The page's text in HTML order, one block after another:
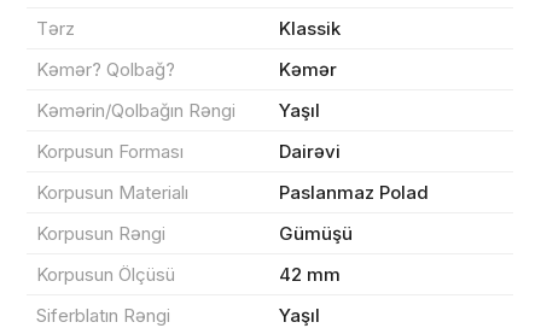
Tərz
Klassik
Kəmər? Qolbağ?
Kəmər
Kəmərin/Qolbağın Rəngi
Yaşıl
Korpusun Forması
Dairəvi
Korpusun Materialı
Paslanmaz Polad
Korpusun Rəngi
Gümüşü
Korpusun Ölçüsü
42 mm
Siferblatın Rəngi
Yaşıl
Sifarişin detalları
Məhsul toplam
Çatdırılma